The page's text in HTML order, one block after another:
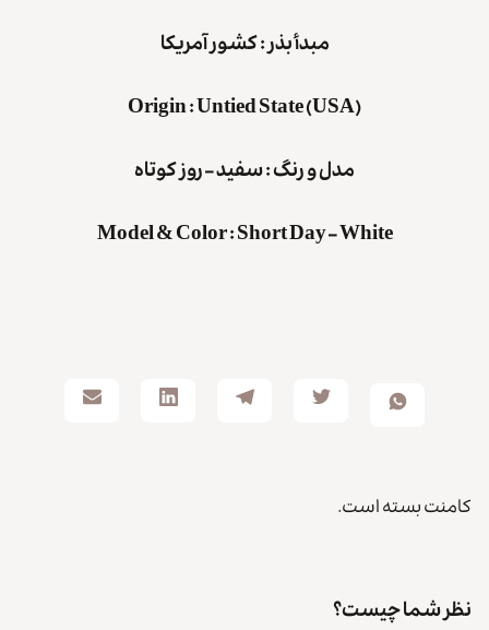
مبدأ بذر : کشور آمریکا
Origin:Untied State (USA)
مدل و رنگ : سفید – روز کوتاه
Model & Color:Short Day – White
کامنت بسته است.
نظر شما چیست؟